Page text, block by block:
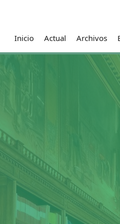
Inicio Actual Archivos